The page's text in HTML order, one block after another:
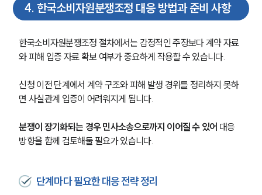
대륜법률상담예약
4. 한국소비자원분쟁조정 대응 방법과 준비 사항
한국소비자원분쟁조정 절차에서는 감정적인 주장보다 계약 자료
와 피해 입증 자료 확보 여부가 중요하게 작용할 수 있습니다.
신청 이전 단계에서 계약 구조와 피해 발생 경위를 정리하지 못하
면 사실관계 입증이 어려워지게 됩니다.
분쟁이 장기화되는 경우 민사소송으로까지 이어질 수 있어 대응
방향을 함께 검토해둘 필요가 있습니다.
단계마다 필요한 대응 전략 정리